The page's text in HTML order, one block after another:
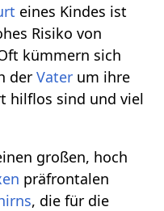
eines Kindes ist
Risiko von
kümmern sich
derVater um ihre
hilflos sind und viel
großen, hoch
präfrontalen
, die für die